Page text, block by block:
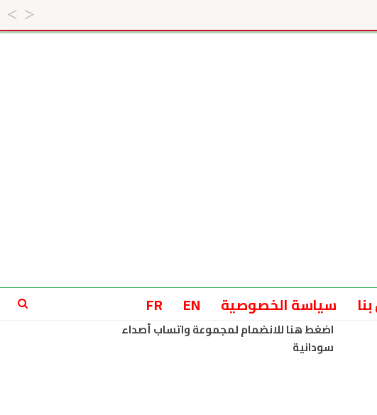
سياسة الخصوصية EN
FR
اضغط هنا للانضمام لمجموعة واتساب أصداء
سودانية